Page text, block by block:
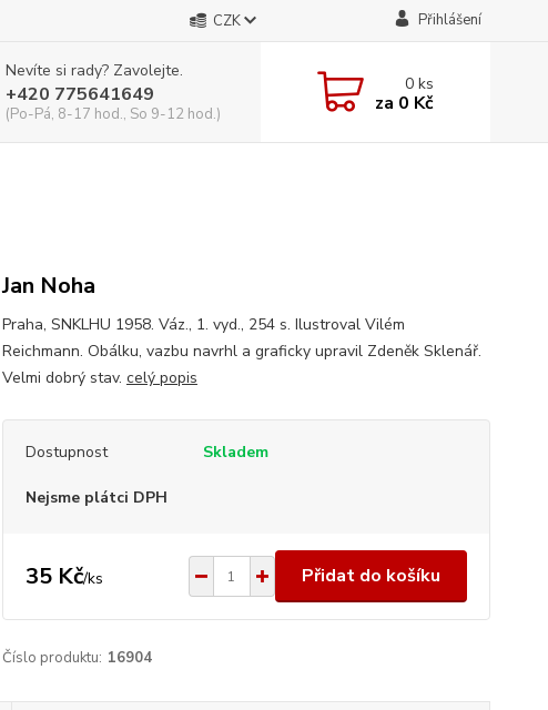
CZK Přihlášení
Nevíte si rady? Zavolejte.
+420 775641649
(Po-Pá, 8-17 hod., So 9-12 hod.)
0ks
za 0 Kč
Jan Noha
Praha, SNKLHU 1958. Váz., 1. vyd., 254 s. Ilustroval Vilém
Reichmann. Obálku, vazbu navrhl a graficky upravil Zdeněk Sklenář.
Velmi dobrý stav. celý popis
Dostupnost Skladem
Nejsme plátci DPH
35 Kč/ks Přidat do košíku
Číslo produktu: 16904